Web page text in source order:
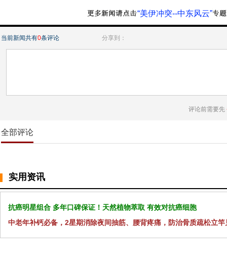
“美伊冲突--中东风云”
当前新闻共有0条评论 分享到：
评论前需要先
全部评论
实用资讯
抗癌明星组合 多年口碑保证！天然植物萃取 有效对抗癌细胞
中老年补钙必备，2星期消除夜间抽筋、腰背疼痛，防治骨质疏松立竿